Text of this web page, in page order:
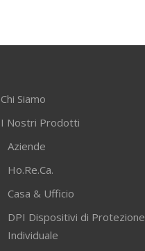
Chi Siamo
I Nostri Prodotti
Aziende
Ho.Re.Ca.
Casa & Ufficio
DPI Dispositivi di Protezione
Individuale